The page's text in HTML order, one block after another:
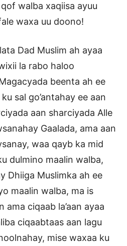
walba xaqiisa ayuu
waxa uu doono!
Dad Muslim ah ayaa
la rabo haloo
beenta ah ee
sal go’antahay ee aan
aan sharciyada Alle
Gaalada, ama aan
waa qayb ka mid
dulmino maalin walba,
Dhiiga Muslimka ah ee
maalin walba, ma is
ama ciqaab la’aan ayaa
ciqaabtaas aan lagu
mise waxaa ku